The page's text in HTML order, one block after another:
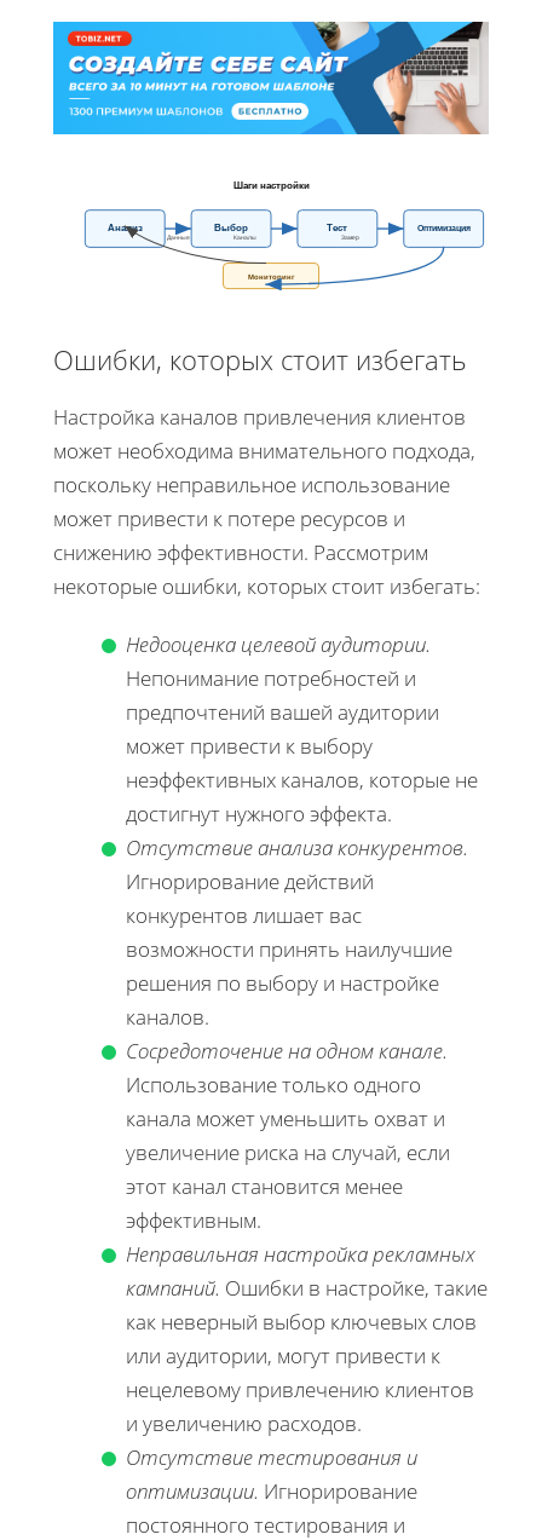
Шаги настройки
Анализ Выбор Тест Оптимизация
Мониторинг
Данные Каналы Замер
Ошибки, которых стоит избегать
Настройка каналов привлечения клиентов
может необходима внимательного подхода,
поскольку неправильное использование
может привести к потере ресурсов и
снижению эффективности. Рассмотрим
некоторые ошибки, которых стоит избегать:
Недооценка целевой аудитории.
Непонимание потребностей и
предпочтений вашей аудитории
может привести к выбору
неэффективных каналов, которые не
достигнут нужного эффекта.
Отсутствие анализа конкурентов.
Игнорирование действий
конкурентов лишает вас
возможности принять наилучшие
решения по выбору и настройке
каналов.
Сосредоточение на одном канале.
Использование только одного
канала может уменьшить охват и
увеличение риска на случай, если
этот канал становится менее
эффективным.
Неправильная настройка рекламных
кампаний. Ошибки в настройке, такие
как неверный выбор ключевых слов
или аудитории, могут привести к
нецелевому привлечению клиентов
и увеличению расходов.
Отсутствие тестирования и
оптимизации. Игнорирование
постоянного тестирования и